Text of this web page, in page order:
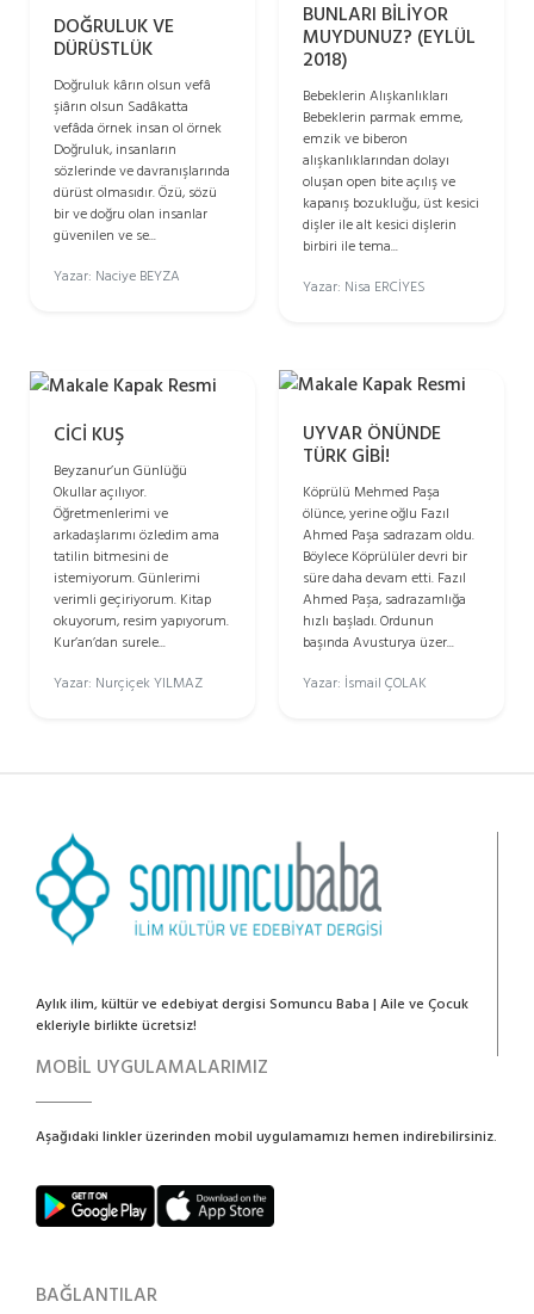
DOĞRULUK VE
DÜRÜSTLÜK
Doğruluk kârın olsun vefâ
şiârın olsun Sadâkatta
vefâda örnek insan ol örnek
Doğruluk, insanların
sözlerinde ve davranışlarında
dürüst olmasıdır. Özü, sözü
bir ve doğru olan insanlar
güvenilen ve se...
Yazar: Naciye BEYZA
BUNLARI BİLİYOR
MUYDUNUZ? (EYLÜL
2018)
Bebeklerin Alışkanlıkları
Bebeklerin parmak emme,
emzik ve biberon
alışkanlıklarından dolayı
oluşan open bite açılış ve
kapanış bozukluğu, üst kesici
dişler ile alt kesici dişlerin
birbiri ile tema...
Yazar: Nisa ERCİYES
CİCİ KUŞ
Beyzanur’un Günlüğü
Okullar açılıyor.
Öğretmenlerimi ve
arkadaşlarımı özledim ama
tatilin bitmesini de
istemiyorum. Günlerimi
verimli geçiriyorum. Kitap
okuyorum, resim yapıyorum.
Kur’an’dan surele...
Yazar: Nurçiçek YILMAZ
UYVAR ÖNÜNDE
TÜRK GİBİ!
Köprülü Mehmed Paşa
ölünce, yerine oğlu Fazıl
Ahmed Paşa sadrazam oldu.
Böylece Köprülüler devri bir
süre daha devam etti. Fazıl
Ahmed Paşa, sadrazamlığa
hızlı başladı. Ordunun
başında Avusturya üzer...
Yazar: İsmail ÇOLAK
Aylık ilim, kültür ve edebiyat dergisi Somuncu Baba | Aile ve Çocuk
ekleriyle birlikte ücretsiz!
MOBİL UYGULAMALARIMIZ
Aşağıdaki linkler üzerinden mobil uygulamamızı hemen indirebilirsiniz.
BAĞLANTILAR